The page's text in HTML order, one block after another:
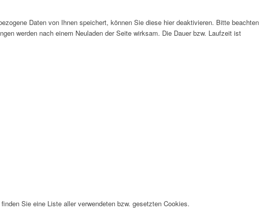
Daten von Ihnen speichert, können Sie diese hier deaktivieren. Bitte beachten
werden nach einem Neuladen der Seite wirksam. Die Dauer bzw. Laufzeit ist
Sie eine Liste aller verwendeten bzw. gesetzten Cookies.